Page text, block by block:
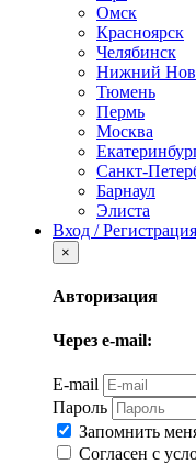
Омск
Красноярск
Челябинск
Нижний
Тюмень
Пермь
Москва
Санкт-
Барнаул
Элиста
Вход / Регистрация
×
Авторизация
Через e-mail:
E-mail
Пароль
Запомнить
Согласен с